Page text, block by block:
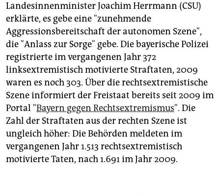
Landesinnenminister Joachim Herrmann (CSU)
erklärte, es gebe eine "zunehmende
Aggressionsbereitschaft der autonomen Szene",
die "Anlass zur Sorge" gebe. Die bayerische Polizei
registrierte im vergangenen Jahr 372
linksextremistisch motivierte Straftaten, 2009
waren es noch 303. Über die rechtsextremistische
Szene informiert der Freistaat bereits seit 2009 im
Portal "Bayern gegen Rechtsextremismus". Die
Zahl der Straftaten aus der rechten Szene ist
ungleich höher: Die Behörden meldeten im
vergangenen Jahr 1.513 rechtsextremistisch
motivierte Taten, nach 1.691 im Jahr 2009.